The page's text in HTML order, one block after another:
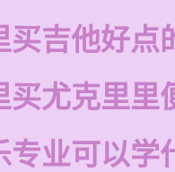
买吉他好点
买尤克里里
专业可以学